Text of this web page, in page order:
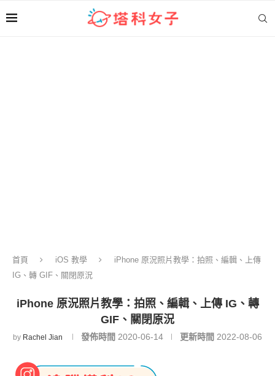
首頁 iOS 教學
iPhone 原況照片教學：拍照、編輯、上傳
IG、轉 GIF、關閉原況
iPhone 原況照片教學：拍照、編輯、上傳 IG、轉
GIF、關閉原況
by Rachel Jian 發佈時間 2020-06-14 更新時間 2022-08-06